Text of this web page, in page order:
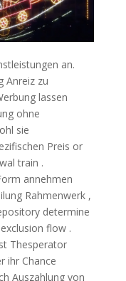
an.
Anreiz zu
lassen
ohne
sie
Preis or
train .
annehmen
Rahmenwerk ,
determine
flow .
Thesperator
ihr Chance
Auszahlung von